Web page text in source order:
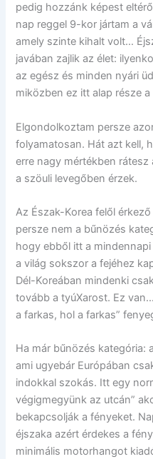
pedig hozzánk képest
nap reggel 9-kor jártam a
amely szinte kihalt volt…
javában zajlik az élet:
az egész és minden nyári
miközben ez itt alap része
Elgondolkoztam persze
folyamatosan. Hát azt kell,
erre nagy mértékben
a szöuli levegőben érzek.
Az Észak-Korea felől
persze nem a bűnözés
hogy ebből itt a
a világ sokszor a fejéhez
Dél-Koreában mindenki
tovább a tyúXarost. Ez
a farkas, hol a farkas”
Ha már bűnözés kategória:
ami ugyebár Európában
indokkal szokás. Itt egy
végigmegyünk az utcán”
bekapcsolják a fényeket.
éjszaka azért érdekes a
minimális motorhangot